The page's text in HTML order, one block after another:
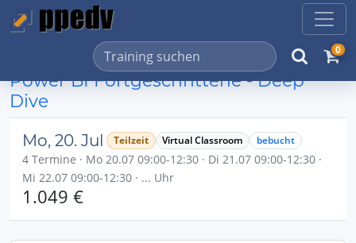
0
Power BI Fortgeschrittene - Deep
Dive
Mo, 20. Jul Teilzeit Virtual Classroom bebucht
4 Termine · Mo 20.07 09:00-12:30 · Di 21.07 09:00-12:30 ·
Mi 22.07 09:00-12:30 · ... Uhr
1.049 €